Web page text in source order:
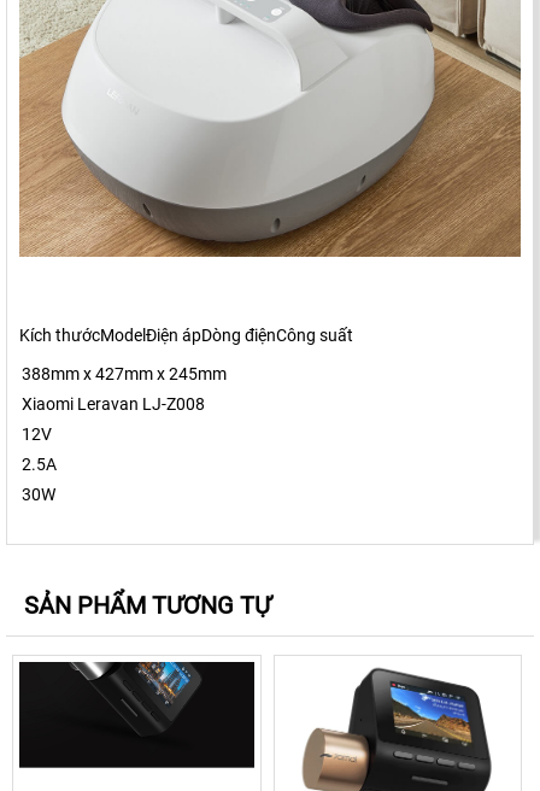
Kích thướcModelĐiện ápDòng điệnCông suất
388mm x 427mm x 245mm
Xiaomi Leravan LJ-Z008
12V
2.5A
30W
SẢN PHẨM TƯƠNG TỰ